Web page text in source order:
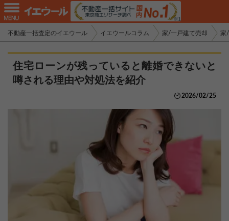
不動産一括査定のイエウール イエウールコラム 家/一戸建て売却 家
住宅ローンが残っていると離婚できないと
噂される理由や対処法を紹介
2026/02/25